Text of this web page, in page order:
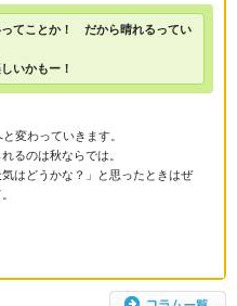
てことか！ だから晴れるってい
いかもー！
変わっていきます。
るのは秋ならでは。
はどうかな？」と思ったときはぜ